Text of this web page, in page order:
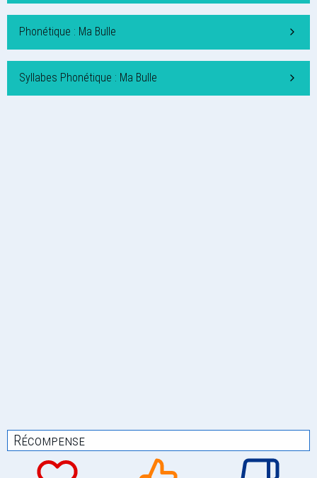
Phonétique : Ma Bulle
Syllabes Phonétique : Ma Bulle
Récompense